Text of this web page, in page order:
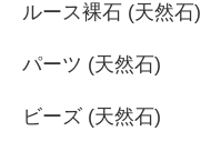
ルース裸石 (天然石)
パーツ (天然石)
ビーズ (天然石)